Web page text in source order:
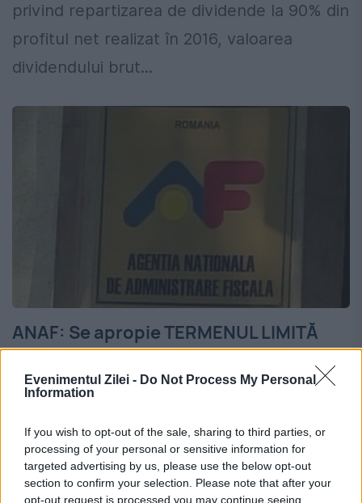
Evenimentul Zilei - Do Not Process My Personal
Information
If you wish to opt-out of the sale, sharing to third parties, or
processing of your personal or sensitive information for
targeted advertising by us, please use the below opt-out
section to confirm your selection. Please note that after your
opt-out request is processed you may continue seeing
privind repartizarea de dividende la 90% din
profitul net realizat în 2016, valoarea
dividendului brut...
ANAF: Se apropie TERMENUL LIMITĂ
pentru depunerea formularului 205
8 FEBRUARIE 2017
cu regim de reţinere la sursă a impozitelor
au obligaţia să depună declaraţia privind